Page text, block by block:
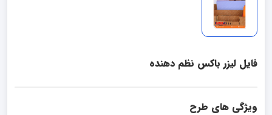
فایل لیزر باکس نظم دهنده
ویژگی های طرح